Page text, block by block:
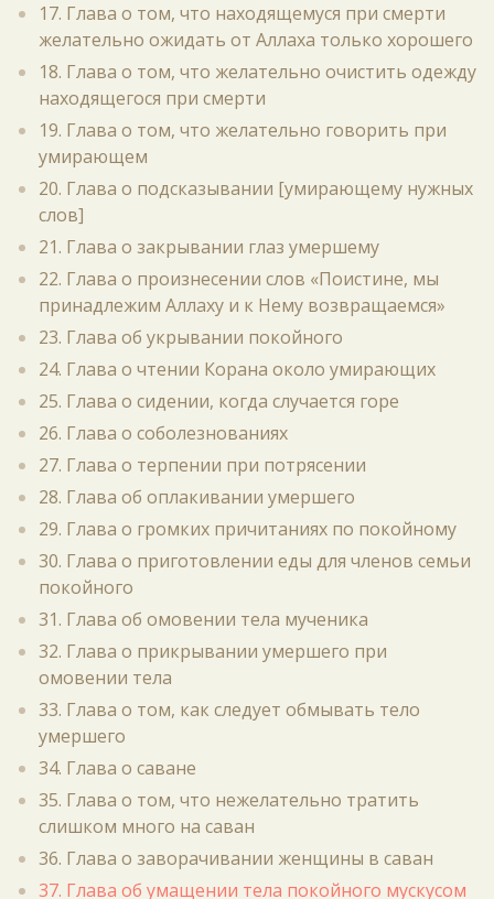
17. Глава о том, что находящемуся при смерти
желательно ожидать от Аллаха только хорошего
18. Глава о том, что желательно очистить одежду
находящегося при смерти
19. Глава о том, что желательно говорить при
умирающем
20. Глава о подсказывании [умирающему нужных
слов]
21. Глава о закрывании глаз умершему
22. Глава о произнесении слов «Поистине, мы
принадлежим Аллаху и к Нему возвращаемся»
23. Глава об укрывании покойного
24. Глава о чтении Корана около умирающих
25. Глава о сидении, когда случается горе
26. Глава о соболезнованиях
27. Глава о терпении при потрясении
28. Глава об оплакивании умершего
29. Глава о громких причитаниях по покойному
30. Глава о приготовлении еды для членов семьи
покойного
31. Глава об омовении тела мученика
32. Глава о прикрывании умершего при
омовении тела
33. Глава о том, как следует обмывать тело
умершего
34. Глава о саване
35. Глава о том, что нежелательно тратить
слишком много на саван
36. Глава о заворачивании женщины в саван
37. Глава об умащении тела покойного мускусом